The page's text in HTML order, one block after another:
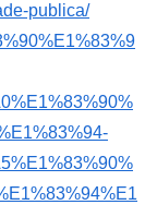
publica/